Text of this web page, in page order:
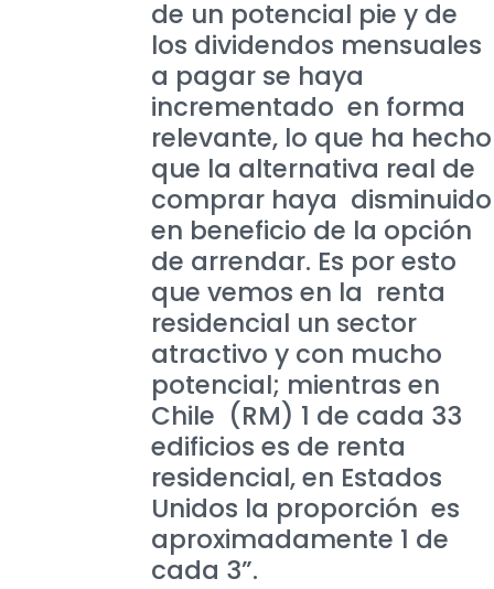
de un potencial pie y de
los dividendos mensuales
a pagar se haya
incrementado en forma
relevante, lo que ha hecho
que la alternativa real de
comprar haya disminuido
en beneficio de la opción
de arrendar. Es por esto
que vemos en la renta
residencial un sector
atractivo y con mucho
potencial; mientras en
Chile (RM) 1 de cada 33
edificios es de renta
residencial, en Estados
Unidos la proporción es
aproximadamente 1 de
cada 3”.